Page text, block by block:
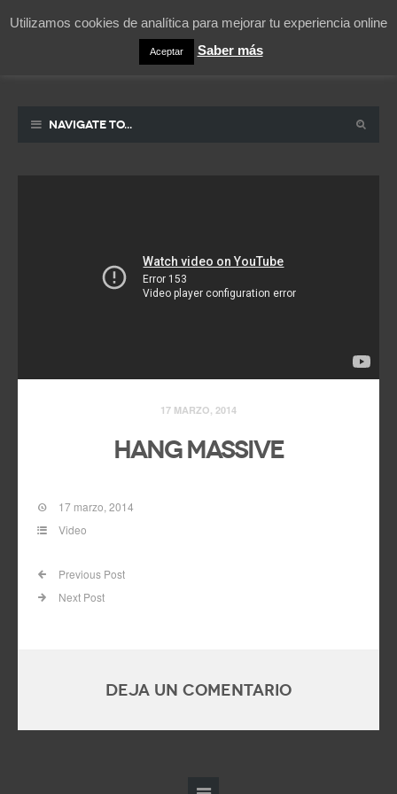
La vida contada en un sueño
Navigate to...
17 MARZO, 2014
Hang Massive
17 marzo, 2014
Video
Previous Post
Next Post
Deja un comentario
Utilizamos cookies de analítica para mejorar tu experiencia online
Aceptar Saber más